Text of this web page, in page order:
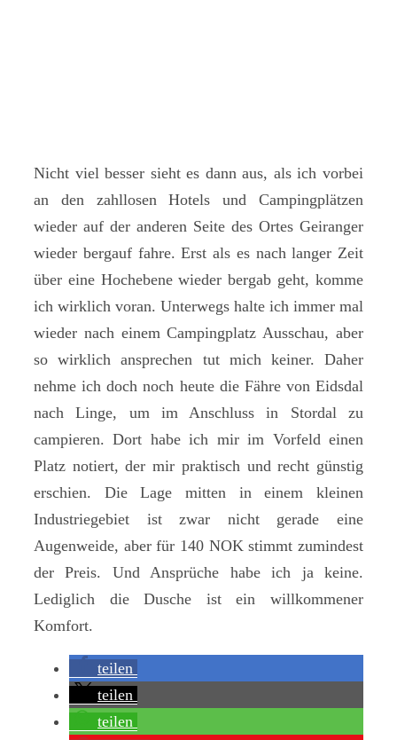
Nicht viel besser sieht es dann aus, als ich vorbei
an den zahllosen Hotels und Campingplätzen
wieder auf der anderen Seite des Ortes Geiranger
wieder bergauf fahre. Erst als es nach langer Zeit
über eine Hochebene wieder bergab geht, komme
ich wirklich voran. Unterwegs halte ich immer mal
wieder nach einem Campingplatz Ausschau, aber
so wirklich ansprechen tut mich keiner. Daher
nehme ich doch noch heute die Fähre von Eidsdal
nach Linge, um im Anschluss in Stordal zu
campieren. Dort habe ich mir im Vorfeld einen
Platz notiert, der mir praktisch und recht günstig
erschien. Die Lage mitten in einem kleinen
Industriegebiet ist zwar nicht gerade eine
Augenweide, aber für 140 NOK stimmt zumindest
der Preis. Und Ansprüche habe ich ja keine.
Lediglich die Dusche ist ein willkommener
Komfort.
teilen
teilen
teilen